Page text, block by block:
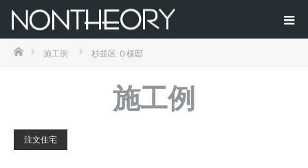
ホーム施工例 杉並区 Ｏ様邸
施工例
注文住宅